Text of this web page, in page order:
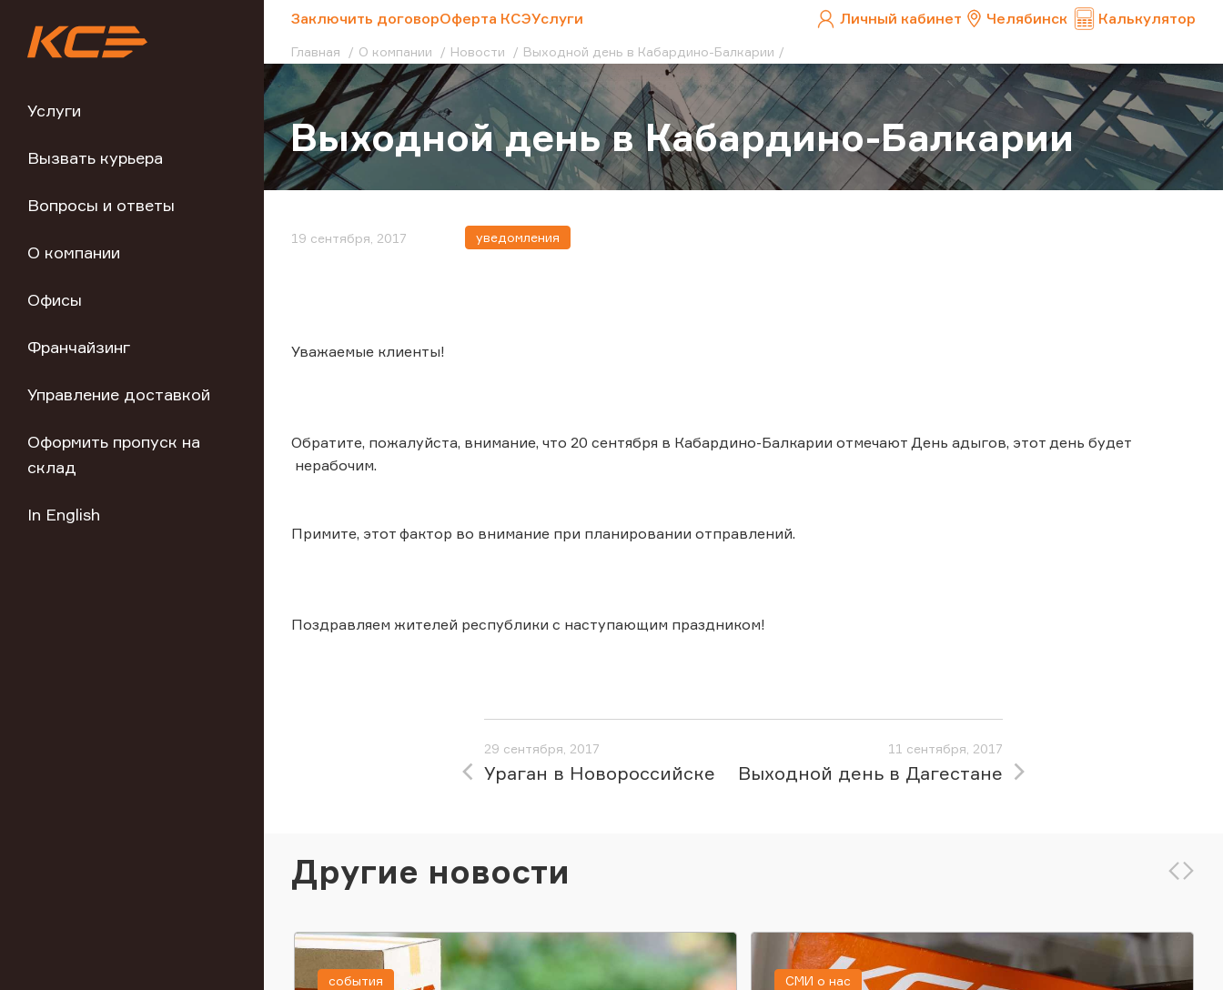
Услуги
Вызвать курьера
Вопросы и ответы
О компании
Офисы
Франчайзинг
Управление доставкой
Оформить пропуск на
склад
In English
Заключить договорОферта КСЭУслуги Личный кабинет Челябинск Калькулятор
Главная О компании Новости Выходной день в Кабардино-Балкарии
Выходной день в Кабардино-Балкарии
19 сентября, 2017 уведомления
Уважаемые клиенты!
Обратите, пожалуйста, внимание, что 20 сентября в Кабардино-Балкарии отмечают День адыгов, этот день будет
нерабочим.
Примите, этот фактор во внимание при планировании отправлений.
Поздравляем жителей республики с наступающим праздником!
29 сентября, 2017
Ураган в Новороссийске
11 сентября, 2017
Выходной день в Дагестане
Другие новости
события СМИ о нас